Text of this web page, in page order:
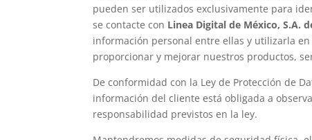
pueden ser utilizados exclusivamente para
se contacte con Linea Digital de México, S.A.
información personal entre ellas y utilizarla
proporcionar y mejorar nuestros productos,
De conformidad con la Ley de Protección de
información del cliente está obligada a
responsabilidad previstos en la ley.